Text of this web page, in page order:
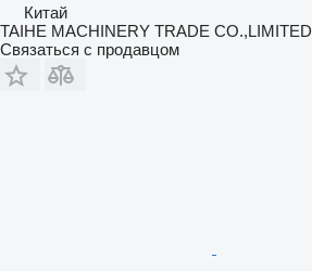
Китай
TAIHE MACHINERY TRADE CO.,LIMITED
Связаться с продавцом